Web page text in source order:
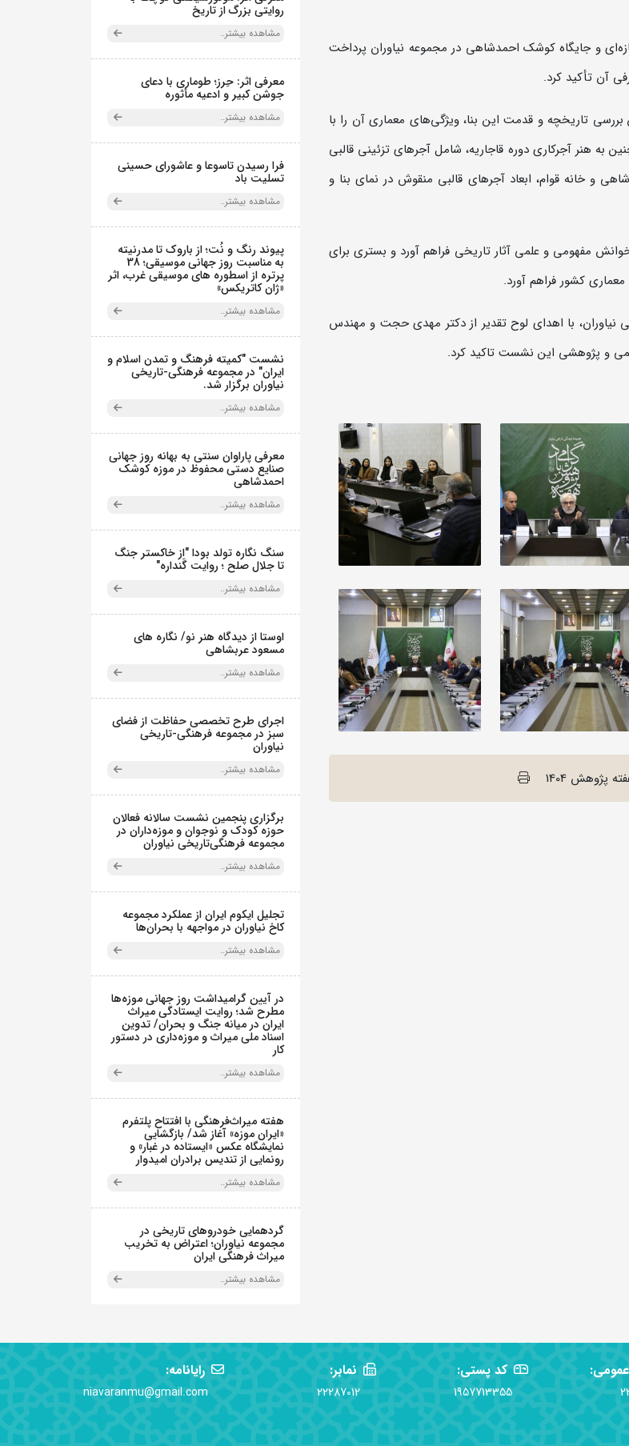
و جایگاه کوشک احمدشاهی در مجموعه نیاوران پرداخت
آن تأکید کرد.
تاریخچه و قدمت این بنا، ویژگی‌های معماری آن را با
به هنر آجرکاری دوره قاجاریه، شامل آجرهای تزئینی قالبی
و خانه قوام، ابعاد آجرهای قالبی منقوش در نمای بنا و
مفهومی و علمی آثار تاریخی فراهم آورد و بستری برای
کشور فراهم آورد.
نیاوران، با اهدای لوح تقدیر از دکتر مهدی حجت و مهندس
و پژوهشی این نشست تاکید کرد.
1404
روایتی بزرگ از تاریخ
مشاهده بیشتر..
معرفی اثر: حِرز؛ طوماری با دعای
جوشن کبیر و ادعیه مأثوره
مشاهده بیشتر..
فرا رسیدن تاسوعا و عاشورای حسینی
تسلیت باد
مشاهده بیشتر..
پیوند رنگ و نُت؛ از باروک تا مدرنیته
به مناسبت روز جهانی موسیقی؛ 38
پرتره از اسطوره های موسیقی غرب، اثر
«ژان کاتریکس»
مشاهده بیشتر..
نشست "کمیته فرهنگ و تمدن اسلام و
ایران" در مجموعه فرهنگی‌-تاریخی
نیاوران برگزار شد.
مشاهده بیشتر..
معرفی پاراوان سنتی به بهانه روز جهانی
صنایع دستی محفوظ در موزه کوشک
احمدشاهی
مشاهده بیشتر..
سنگ نگاره تولد بودا "از خاکستر جنگ
تا جلال صلح ؛ روایت گَنداره"
مشاهده بیشتر..
اوستا از دیدگاه هنر نو/ نگاره های
مسعود عربشاهی
مشاهده بیشتر..
اجرای طرح تخصصی حفاظت از فضای
سبز در مجموعه فرهنگی-تاریخی
نیاوران
مشاهده بیشتر..
برگزاری پنجمین نشست سالانه فعالان
حوزه کودک و نوجوان و موزه‌داران در
مجموعه فرهنگی‌تاریخی نیاوران
مشاهده بیشتر..
تجلیل ایکوم ایران از عملکرد مجموعه
کاخ نیاوران در مواجهه با بحران‌ها
مشاهده بیشتر..
در آیین گرامیداشت روز جهانی موزه‌ها
مطرح شد؛ روایت ایستادگی میراث
ایران در میانه جنگ و بحران/ تدوین
اسناد ملی میراث و موزه‌داری در دستور
کار
مشاهده بیشتر..
هفته میراث‌فرهنگی با افتتاح پلتفرم
«ایران موزه» آغاز شد/ بازگشایی
نمایشگاه عکس «ایستاده در غبار» و
رونمایی از تندیس برادران امیدوار
مشاهده بیشتر..
گردهمایی خودروهای تاریخی در
مجموعه نیاوران؛ اعتراض به تخریب
میراث فرهنگی ایران
مشاهده بیشتر..
کد پستی:
1957713355
نمابر:
22287012
رایانامه:
niavaranmu@gmail.com